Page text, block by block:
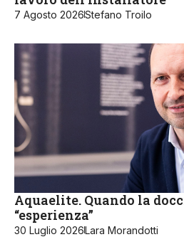
7 Agosto 2026Stefano Troilo
Aquaelite. Quando la
“esperienza”
30 Luglio 2026Lara Morandotti